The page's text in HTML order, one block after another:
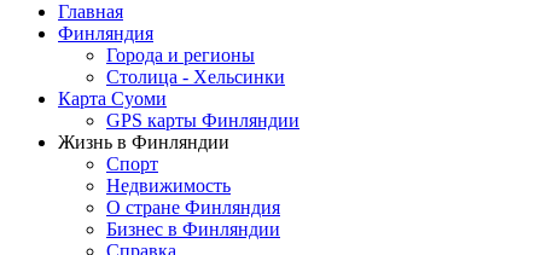
Главная
Финляндия
Города и регионы
Столица - Хельсинки
Карта Суоми
GPS карты Финляндии
Жизнь в Финляндии
Спорт
Недвижимость
О стране Финляндия
Бизнес в Финляндии